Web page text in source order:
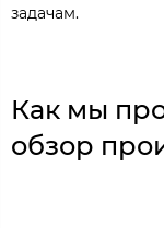
задачам.
Как мы
обзор